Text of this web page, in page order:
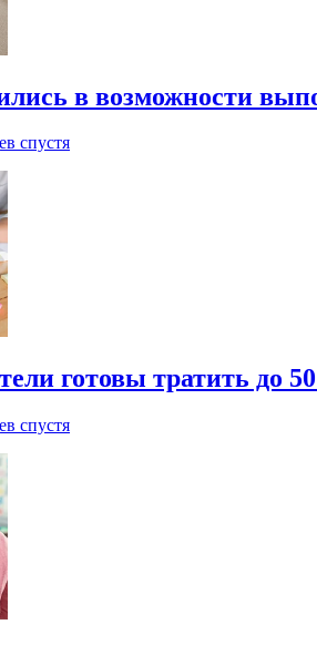
в возможности
спустя
готовы тратить до
спустя